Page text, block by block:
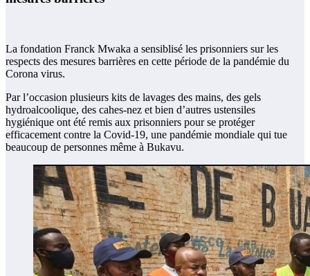
La fondation Franck Mwaka a sensiblisé les prisonniers sur les
respects des mesures barrières en cette période de la pandémie du
Corona virus.
Par l’occasion plusieurs kits de lavages des mains, des gels
hydroalcoolique, des cahes-nez et bien d’autres ustensiles
hygiénique ont été remis aux prisonniers pour se protéger
efficacement contre la Covid-19, une pandémie mondiale qui tue
beaucoup de personnes même à Bukavu.